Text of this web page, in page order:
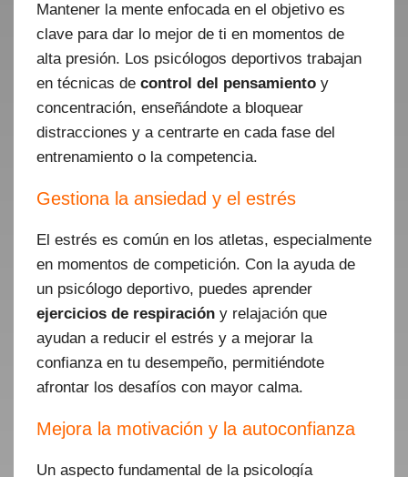
Mantener la mente enfocada en el objetivo es
clave para dar lo mejor de ti en momentos de
alta presión. Los psicólogos deportivos trabajan
en técnicas de control del pensamiento y
concentración, enseñándote a bloquear
distracciones y a centrarte en cada fase del
entrenamiento o la competencia.
Gestiona la ansiedad y el estrés
El estrés es común en los atletas, especialmente
en momentos de competición. Con la ayuda de
un psicólogo deportivo, puedes aprender
ejercicios de respiración y relajación que
ayudan a reducir el estrés y a mejorar la
confianza en tu desempeño, permitiéndote
afrontar los desafíos con mayor calma.
Mejora la motivación y la autoconfianza
Un aspecto fundamental de la psicología